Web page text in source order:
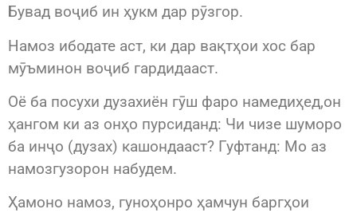
Бувад воҷиб ин ҳукм дар рӯзгор.
Намоз ибодате аст, ки дар вақтҳои хос бар
мӯъминон воҷиб гардидааст.
Оё ба посухи дузахиён гӯш фаро намедиҳед,он
ҳангом ки аз онҳо пурсиданд: Чи чизе шуморо
ба инҷо (дузах) кашондааст? Гуфтанд: Мо аз
намозгузорон набудем.
Ҳамоно намоз, гуноҳонро ҳамчун баргҳои